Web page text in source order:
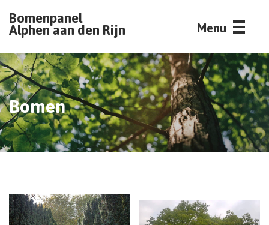
Bomenpanel
Alphen aan den Rijn Menu
Bomen